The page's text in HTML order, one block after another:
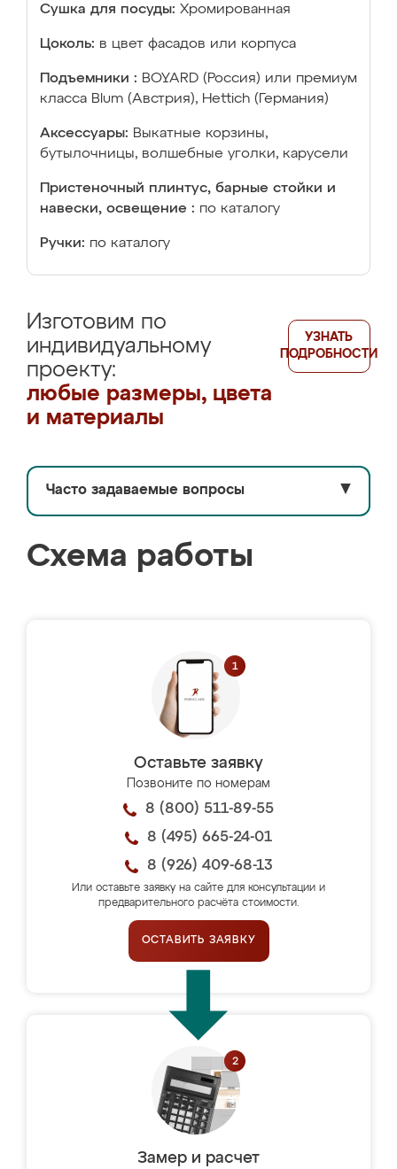
Сушка для посуды: Хромированная
Цоколь: в цвет фасадов или корпуса
Подъемники : BOYARD (Россия) или премиум
класса Blum (Австрия), Hettich (Германия)
Аксессуары: Выкатные корзины,
бутылочницы, волшебные уголки, карусели
Пристеночный плинтус, барные стойки и
навески, освещение : по каталогу
Ручки: по каталогу
Изготовим по
индивидуальному
проекту:
любые размеры, цвета
и материалы
УЗНАТЬ
ПОДРОБНОСТИ
Часто задаваемые вопросы ▼
Схема работы
Оставьте заявку
Позвоните по номерам
8 (800) 511-89-55
8 (495) 665-24-01
8 (926) 409-68-13
Или оставьте заявку на сайте для консультации и
предварительного расчёта стоимости.
ОСТАВИТЬ ЗАЯВКУ
Замер и расчет